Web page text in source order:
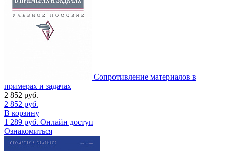
Сопротивление материалов в
примерах и задачах
2 852 руб.
2 852 руб.
В корзину
1 289 руб. Онлайн доступ
Ознакомиться